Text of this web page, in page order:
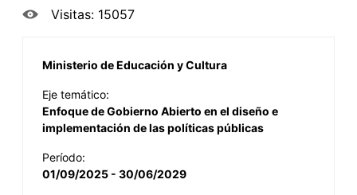
Visitas: 15057
Ministerio de Educación y Cultura
Eje temático:
Enfoque de Gobierno Abierto en el diseño e
implementación de las políticas públicas
Período:
01/09/2025 - 30/06/2029